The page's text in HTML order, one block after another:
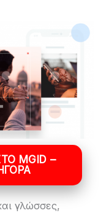
MGID –
γλώσσες,